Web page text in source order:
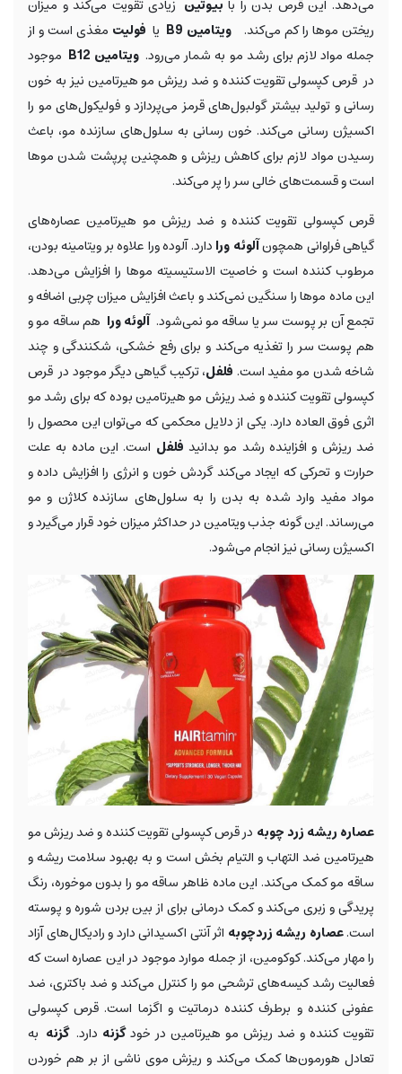
می‌دهد. این قرص بدن را با بیوتین زیادی تقویت می‌کند و میزان
ریختن موها را کم می‌کند. ویتامین B9 یا فولیت مغذی است و از
جمله مواد لازم برای رشد مو به شمار می‌رود. ویتامین B12
موجود
در قرص کپسولی تقویت کننده و ضد ریزش مو هیرتامین نیز به خون
رسانی و تولید بیشتر گولبول‌های قرمز می‌پردازد و فولیکول‌های مو را
اکسیژن رسانی می‌کند. خون رسانی به سلول‌های سازنده مو، باعث
رسیدن مواد لازم برای کاهش ریزش و همچنین پرپشت شدن موها
است و قسمت‌های خالی سر را پر می‌کند.
قرص کپسولی تقویت کننده و ضد ریزش مو هیرتامین عصاره‌های
گیاهی فراوانی همچونآلوئه ورا دارد. آلوده ورا علاوه بر ویتامینه بودن،
مرطوب کننده است و خاصیت الاستیسیته موها را افزایش می‌دهد.
این ماده موها را سنگین نمی‌کند و باعث افزایش میزان چربی اضافه و
تجمع آن بر پوست سر یا ساقه مو نمی‌شود.آلوئه ورا هم ساقه مو و
هم پوست سر را تغذیه می‌کند و برای رفع خشکی، شکنندگی و چند
شاخه شدن مو مفید است. فلفل، ترکیب گیاهی دیگر موجود در قرص
کپسولی تقویت کننده و ضد ریزش مو هیرتامین بوده که برای رشد مو
اثری فوق العاده دارد. یکی از دلایل محکمی که می‌توان این محصول را
ضد ریزش و افزاینده رشد مو بدانید فلفل است. این ماده به علت
حرارت و تحرکی که ایجاد می‌کند گردش خون و انرژی را افزایش داده و
مواد مفید وارد شده به بدن را به سلول‌های سازنده کلاژن و مو
می‌رساند. این گونه جذب ویتامین در حداکثر میزان خود قرار می‌گیرد و
اکسیژن رسانی نیز انجام می‌شود.
عصاره ریشه زرد چوبه در قرص کپسولی تقویت کننده و ضد ریزش مو
هیرتامین ضد التهاب و التیام بخش است و به بهبود سلامت ریشه و
ساقه مو کمک می‌کند. این ماده ظاهر ساقه مو را بدون موخوره، رنگ
پریدگی و زبری می‌کند و کمک درمانی برای از بین بردن شوره و پوسته
است.عصاره ریشه زردچوبه اثر آنتی اکسیدانی دارد و رادیکال‌های آزاد
را مهار می‌کند. کوکومین، از جمله موارد موجود در این عصاره است که
فعالیت رشد کیسه‌های ترشحی مو را کنترل می‌کند و ضد باکتری، ضد
عفونی کننده و برطرف کننده درماتیت و اگزما است. قرص کپسولی
تقویت کننده و ضد ریزش مو هیرتامین در خودگزنه دارد.گزنه به
تعادل هورمون‌ها کمک می‌کند و ریزش موی ناشی از بر هم خوردن